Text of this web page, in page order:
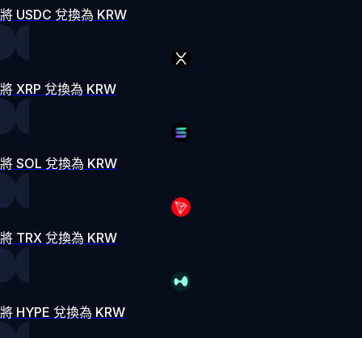
將 USDC 兌換為 KRW
將 XRP 兌換為 KRW
將 SOL 兌換為 KRW
將 TRX 兌換為 KRW
將 HYPE 兌換為 KRW